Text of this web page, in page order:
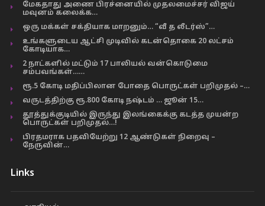
மேகதாது அணை பிரச்னையில் முதலமைச்சர் விஜய்
மவுனம் கலைக்க…
ஒரு மக்கள் சக்தியாக மாறனும்… “வீ த லீடர்ஸ்”…
உங்களுடைய ஆட்சி முடிவில் கடன்தொகை 20 லட்சம்
கோடியாக…
2 நாட்களில் மட்டும் 17 பாலியல் வன்கொடுமை
சம்பவங்கள்……
ரூ.5 கோடி மதிப்பிலான போதை பொருட்கள் பறிமுதல் –…
வருடத்திற்கு ரூ.800 கோடி நஷ்டம் … ஜூன் 15…
தூத்துக்குடியில் இருந்து இலங்கைக்கு கடத்த முயன்ற
பொருட்கள் பறிமுதல்…!
பிரதமராக பதவியேற்று 12 ஆண்டுகள் நிறைவு –
நேருவின்…
Links